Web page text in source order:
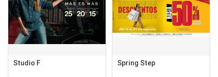
Studio F Spring Step